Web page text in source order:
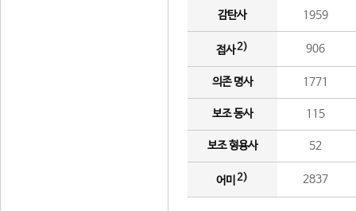
감탄사 1959
접사2) 906
의존 명사 1771
보조 동사 115
보조 형용사 52
어미 2) 2837